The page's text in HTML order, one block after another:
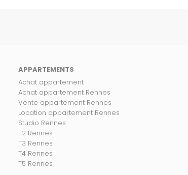
APPARTEMENTS
Achat appartement
Achat appartement Rennes
Vente appartement Rennes
Location appartement Rennes
Studio Rennes
T2 Rennes
T3 Rennes
T4 Rennes
T5 Rennes